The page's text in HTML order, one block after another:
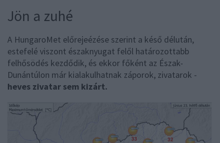
Jön a zuhé
A HungaroMet előrejeézése szerint a késő délután,
estefelé viszont északnyugat felől határozottabb
felhősödés kezdődik, és ekkor főként az Észak-
Dunántúlon már kialakulhatnak záporok, zivatarok -
heves zivatar sem kizárt.